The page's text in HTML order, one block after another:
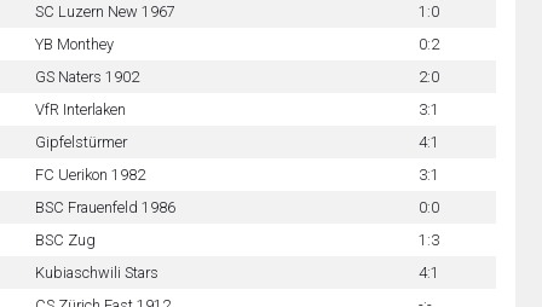
SC Luzern New 1967
1:0
YB Monthey
0:2
GS Naters 1902
2:0
VfR Interlaken
3:1
Gipfelstürmer
4:1
FC Uerikon 1982
3:1
BSC Frauenfeld 1986
0:0
BSC Zug
1:3
Kubiaschwili Stars
4:1